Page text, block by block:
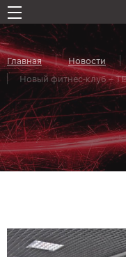
Главная Новости
Новый фитнес-клуб